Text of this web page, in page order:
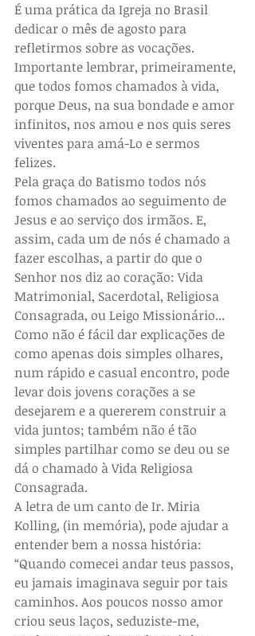
É uma prática da Igreja no Brasil
dedicar o mês de agosto para
refletirmos sobre as vocações.
Importante lembrar, primeiramente,
que todos fomos chamados à vida,
porque Deus, na sua bondade e amor
infinitos, nos amou e nos quis seres
viventes para amá-Lo e sermos
felizes.
Pela graça do Batismo todos nós
fomos chamados ao seguimento de
Jesus e ao serviço dos irmãos. E,
assim, cada um de nós é chamado a
fazer escolhas, a partir do que o
Senhor nos diz ao coração: Vida
Matrimonial, Sacerdotal, Religiosa
Consagrada, ou Leigo Missionário...
Como não é fácil dar explicações de
como apenas dois simples olhares,
num rápido e casual encontro, pode
levar dois jovens corações a se
desejarem e a quererem construir a
vida juntos; também não é tão
simples partilhar como se deu ou se
dá o chamado à Vida Religiosa
Consagrada.
A letra de um canto de Ir. Miria
Kolling, (in memória), pode ajudar a
entender bem a nossa história:
“Quando comecei andar teus passos,
eu jamais imaginava seguir por tais
caminhos. Aos poucos nosso amor
criou seus laços, seduziste-me,